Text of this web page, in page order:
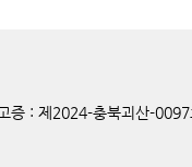
증 : 제2024-충북괴산-0097